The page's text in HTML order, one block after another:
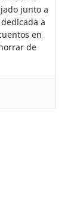
junto a
a
en
de